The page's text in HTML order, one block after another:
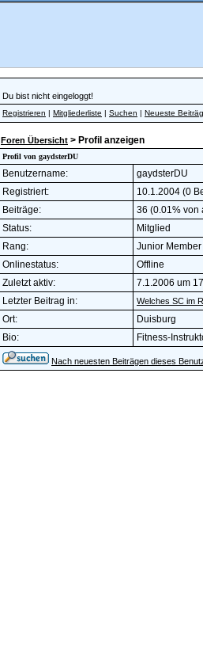
Du bist nicht eingeloggt!
Registrieren | Mitgliederliste | Suchen | Neueste
Foren Übersicht > Profil anzeigen
Profil von gaydsterDU
Benutzername:
gaydsterDU
Registriert:
10.1.2004 (0
Beiträge:
36 (0.01% von
Status:
Mitglied
Rang:
Junior Member
Onlinestatus:
Offline
Zuletzt aktiv:
7.1.2006 um
Letzter Beitrag in:
Welches SC im
Ort:
Duisburg
Bio:
Fitness-
Nach neuesten Beiträgen dieses